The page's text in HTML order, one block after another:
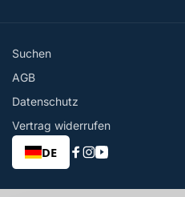
Suchen
AGB
Datenschutz
Vertrag widerrufen
DE
Facebook
Instagram
YouTube